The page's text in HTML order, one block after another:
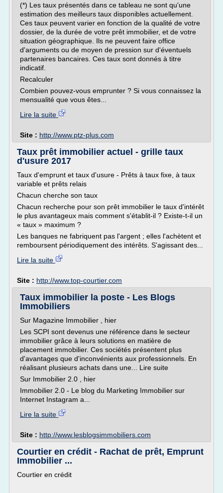
(*) Les taux présentés dans ce tableau ne sont qu'une
estimation des meilleurs taux disponibles actuellement.
Ces taux peuvent varier en fonction de la qualité de votre
dossier, de la durée de votre prêt immobilier, et de votre
situation géographique. Ils ne peuvent faire office
d'arguments ou de moyen de pression sur d'éventuels
partenaires bancaires. Ces taux sont donnés à titre
indicatif.
Recalculer
Combien pouvez-vous emprunter ? Si vous connaissez la
mensualité que vous êtes...
Lire la suite
Site : http://www.ptz-plus.com
Taux prêt immobilier actuel - grille taux
d'usure 2017
Taux d'emprunt et taux d'usure - Prêts à taux fixe, à taux
variable et prêts relais
Chacun cherche son taux
Chacun recherche pour son prêt immobilier le taux d'intérêt
le plus avantageux mais comment s'établit-il ? Existe-t-il un
« taux » maximum ?
Les banques ne fabriquent pas l'argent ; elles l'achètent et
remboursent périodiquement des intérêts. S'agissant des...
Lire la suite
Site : http://www.top-courtier.com
Taux immobilier la poste - Les Blogs
Immobiliers
Sur Magazine Immobilier , hier
Les SCPI sont devenus une référence dans le secteur
immobilier grâce à leurs solutions en matière de
placement immobilier. Ces sociétés présentent plus
d'avantages que d'inconvénients aux professionnels. En
réalisant plusieurs achats dans une... Lire suite
Sur Immobilier 2.0 , hier
Immobilier 2.0 - Le blog du Marketing Immobilier sur
Internet Instagram a...
Lire la suite
Site : http://www.lesblogsimmobiliers.com
Courtier en crédit - Rachat de prêt, Emprunt
Immobilier ...
Courtier en crédit